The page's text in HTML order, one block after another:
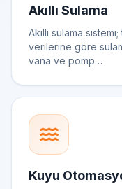
Akıllı Sulama
Akıllı sulama
verilerine göre
vana ve pomp…
Kuyu